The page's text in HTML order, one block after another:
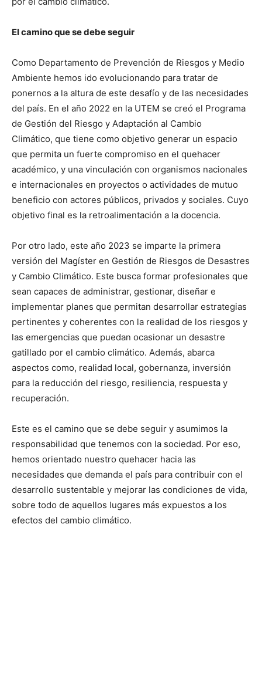
El camino que se debe seguir
Como Departamento de Prevención de Riesgos y Medio
Ambiente hemos ido evolucionando para tratar de
ponernos a la altura de este desafío y de las necesidades
del país. En el año 2022 en la UTEM se creó el Programa
de Gestión del Riesgo y Adaptación al Cambio
Climático, que tiene como objetivo generar un espacio
que permita un fuerte compromiso en el quehacer
académico, y una vinculación con organismos nacionales
e internacionales en proyectos o actividades de mutuo
beneficio con actores públicos, privados y sociales. Cuyo
objetivo final es la retroalimentación a la docencia.
Por otro lado, este año 2023 se imparte la primera
versión del Magíster en Gestión de Riesgos de Desastres
y Cambio Climático. Este busca formar profesionales que
sean capaces de administrar, gestionar, diseñar e
implementar planes que permitan desarrollar estrategias
pertinentes y coherentes con la realidad de los riesgos y
las emergencias que puedan ocasionar un desastre
gatillado por el cambio climático. Además, abarca
aspectos como, realidad local, gobernanza, inversión
para la reducción del riesgo, resiliencia, respuesta y
recuperación.
Este es el camino que se debe seguir y asumimos la
responsabilidad que tenemos con la sociedad. Por eso,
hemos orientado nuestro quehacer hacia las
necesidades que demanda el país para contribuir con el
desarrollo sustentable y mejorar las condiciones de vida,
sobre todo de aquellos lugares más expuestos a los
efectos del cambio climático.